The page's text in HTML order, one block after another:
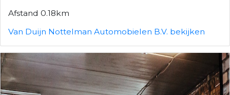
Afstand 0.18km
Van Duijn Nottelman Automobielen B.V. bekijken